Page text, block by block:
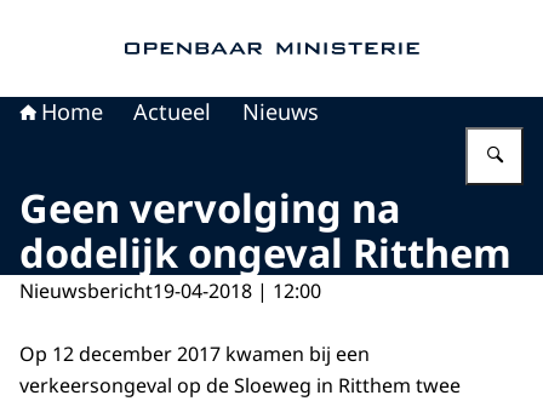
Home Actueel Nieuws
Geen vervolging na
dodelijk ongeval Ritthem
Nieuwsbericht19-04-2018 | 12:00
Op 12 december 2017 kwamen bij een
verkeersongeval op de Sloeweg in Ritthem twee